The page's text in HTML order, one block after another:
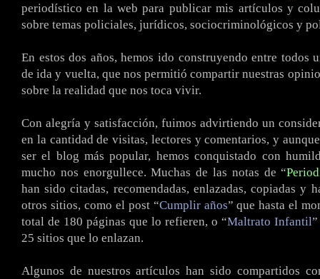
periodístico en la web para publicar mis artículos y
sobre temas policiales, jurídicos, sociocriminológicos y
En estos dos años, hemos ido construyendo entre todos
de ida y vuelta, que nos permitió compartir nuestras
sobre la realidad que nos toca vivir.
Con alegría y satisfacción, fuimos advirtiendo un
en la cantidad de visitas, lectores y comentarios, y
ser el blog más popular, hemos conquistado con
mucho nos enorgullece. Muchas de las notas de “
han sido citadas, recomendadas, enlazadas, copiadas y
otros sitios, como el post “Cumplir años” que hasta el
total de 180 páginas que lo refieren, o “Maltrato Infantil
25 sitios que lo enlazan.
Algunos de nuestros artículos han sido compartidos